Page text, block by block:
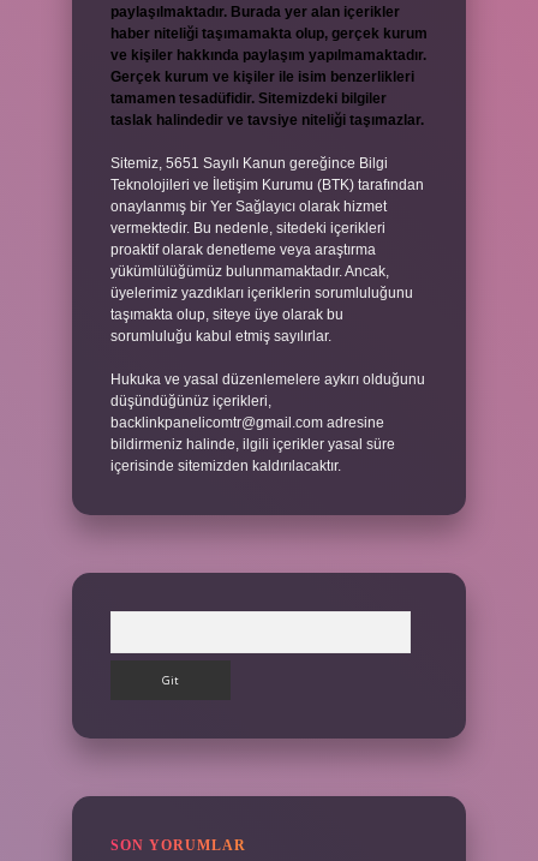
paylaşılmaktadır. Burada yer alan içerikler
haber niteliği taşımamakta olup, gerçek kurum
ve kişiler hakkında paylaşım yapılmamaktadır.
Gerçek kurum ve kişiler ile isim benzerlikleri
tamamen tesadüfidir. Sitemizdeki bilgiler
taslak halindedir ve tavsiye niteliği taşımazlar.
Sitemiz, 5651 Sayılı Kanun gereğince Bilgi
Teknolojileri ve İletişim Kurumu (BTK) tarafından
onaylanmış bir Yer Sağlayıcı olarak hizmet
vermektedir. Bu nedenle, sitedeki içerikleri
proaktif olarak denetleme veya araştırma
yükümlülüğümüz bulunmamaktadır. Ancak,
üyelerimiz yazdıkları içeriklerin sorumluluğunu
taşımakta olup, siteye üye olarak bu
sorumluluğu kabul etmiş sayılırlar.
Hukuka ve yasal düzenlemelere aykırı olduğunu
düşündüğünüz içerikleri,
backlinkpanelicomtr@gmail.com adresine
bildirmeniz halinde, ilgili içerikler yasal süre
içerisinde sitemizden kaldırılacaktır.
SON YORUMLAR